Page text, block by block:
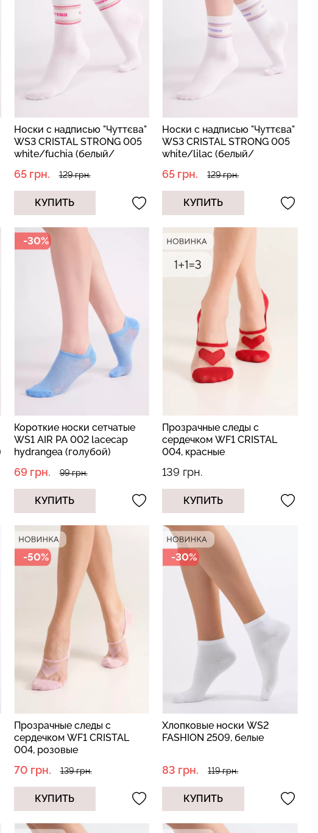
Носки с надписью "Чуттєва"
WS3 CRISTAL STRONG 005
white/fuchia (белый/
65 грн. 129 грн.
КУПИТЬ
Носки с надписью "Чуттєва"
WS3 CRISTAL STRONG 005
white/lilac (белый/
65 грн. 129 грн.
КУПИТЬ
-30%
Короткие носки сетчатые
WS1 AIR PA 002 lacecap
hydrangea (голубой)
69 грн. 99 грн.
КУПИТЬ
Прозрачные следы с
сердечком WF1 CRISTAL
004, красные
139 грн.
КУПИТЬ
-50%
Прозрачные следы с
сердечком WF1 CRISTAL
004, розовые
70 грн. 139 грн.
КУПИТЬ
-30%
Хлопковые носки WS2
FASHION 2509, белые
83 грн. 119 грн.
КУПИТЬ
649 грн.